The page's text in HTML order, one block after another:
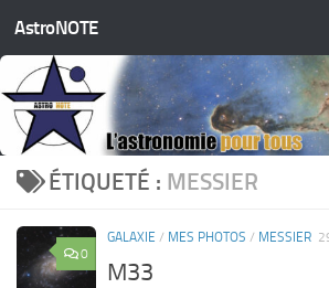
Skip to content
AstroNOTE
ÉTIQUETÉ : MESSIER
0
GALAXIE / MES PHOTOS / MESSIER
M33